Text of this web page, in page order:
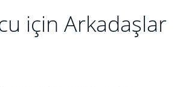
için Arkadaşlar